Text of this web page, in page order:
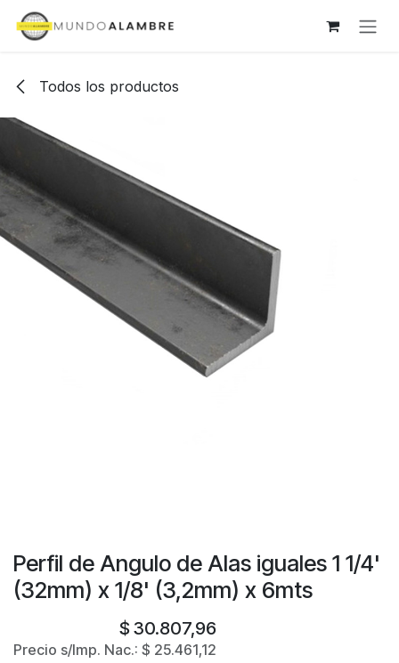
Ir al contenido
Todos los productos
Perfil de Angulo de Alas iguales 1 1/4'
(32mm) x 1/8' (3,2mm) x 6mts
$ 30.807,96
Precio s/Imp. Nac.: $ 25.461,12